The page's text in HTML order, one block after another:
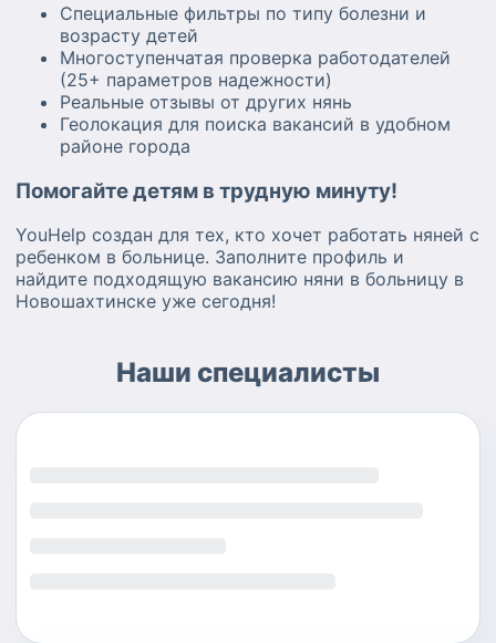
Специальные фильтры по типу болезни и
возрасту детей
Многоступенчатая проверка работодателей
(25+ параметров надежности)
Реальные отзывы от других нянь
Геолокация для поиска вакансий в удобном
районе города
Помогайте детям в трудную минуту!
YouHelp создан для тех, кто хочет работать няней с
ребенком в больнице. Заполните профиль и
найдите подходящую вакансию няни в больницу в
Новошахтинске уже сегодня!
Наши специалисты